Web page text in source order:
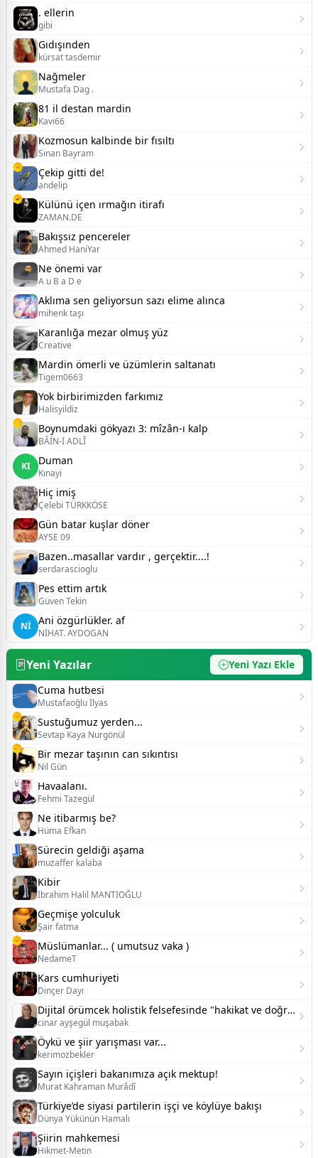
. ellerin
gibi
Gıdışınden
kürsat tasdemir
Nağmeler
Mustafa Dag .
81 il destan mardin
Kavi66
Kozmosun kalbinde bir fısıltı
Sinan Bayram
Çekip gitti de!
andelip
Külünü içen ırmağın itirafı
ZAMAN.DE
Bakışsız pencereler
Ahmed HaniYar
Ne önemi var
A u B a D e
Aklıma sen geliyorsun sazı elime alınca
mihenk taşı
Karanlığa mezar olmuş yüz
Creative
Mardin ömerli ve üzümlerin saltanatı
Tigem0663
Yok birbirimizden farkımız
Halisyildiz
Boynumdaki gökyazı 3: mîzân-ı kalp
BÂİN-İ ADLÎ
KI Duman
Kınayi
Hiç imiş
Çelebi TÜRKKÖSE
Gün batar kuşlar döner
AYSE 09
Bazen..masallar vardır , gerçektir....!
serdarascioglu
Pes ettim artık
Güven Tekin
Nİ Ani özgürlükler. af
NİHAT. AYDOGAN
Yeni Yazılar
Yeni Yazı Ekle
Cuma hutbesi
Mustafaoğlu İlyas
Sustuğumuz yerden...
Sevtap Kaya Nurgönül
Bir mezar taşının can sıkıntısı
Nil Gün
Havaalanı.
Fehmi Tazegül
Ne itibarmış be?
Hüma Efkan
Sürecin geldiği aşama
muzaffer kalaba
Kibir
İbrahim Halil MANTIOĞLU
Geçmişe yolculuk
Şair fatma
Müslümanlar... ( umutsuz vaka )
NedameT
Kars cumhuriyeti
Dinçer Dayı
Dijital örümcek holistik felsefesinde "hakikat ve doğruluk":
cinar ayşegül muşabak
Öykü ve şiir yarışması var...
kerimozbekler
Sayın içişleri bakanımıza açık mektup!
Murat Kahraman Murâdî
Türkiye’de siyasi partilerin işçi ve köylüye bakışı
Dünya Yükünün Hamalı
Şiirin mahkemesi
Hikmet-Metin